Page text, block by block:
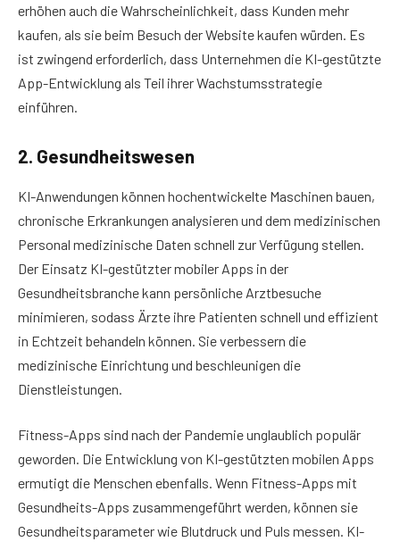
erhöhen auch die Wahrscheinlichkeit, dass Kunden mehr
kaufen, als sie beim Besuch der Website kaufen würden. Es
ist zwingend erforderlich, dass Unternehmen die KI-gestützte
App-Entwicklung als Teil ihrer Wachstumsstrategie
einführen.
2. Gesundheitswesen
KI-Anwendungen können hochentwickelte Maschinen bauen,
chronische Erkrankungen analysieren und dem medizinischen
Personal medizinische Daten schnell zur Verfügung stellen.
Der Einsatz KI-gestützter mobiler Apps in der
Gesundheitsbranche kann persönliche Arztbesuche
minimieren, sodass Ärzte ihre Patienten schnell und effizient
in Echtzeit behandeln können. Sie verbessern die
medizinische Einrichtung und beschleunigen die
Dienstleistungen.
Fitness-Apps sind nach der Pandemie unglaublich populär
geworden. Die Entwicklung von KI-gestützten mobilen Apps
ermutigt die Menschen ebenfalls. Wenn Fitness-Apps mit
Gesundheits-Apps zusammengeführt werden, können sie
Gesundheitsparameter wie Blutdruck und Puls messen. KI-